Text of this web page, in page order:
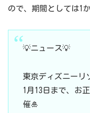
ので、期間としては1
💡ニュース💡
東京ディズニーリ
1月13日まで、お
催🎍